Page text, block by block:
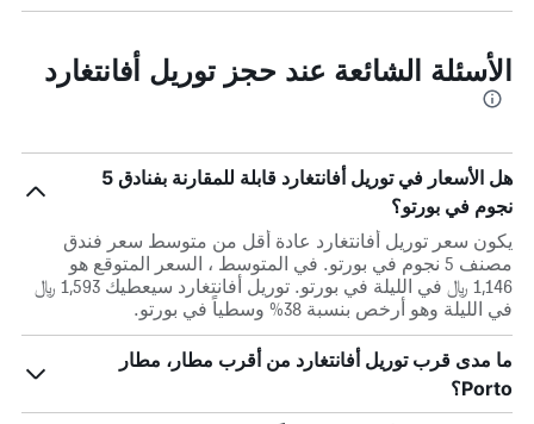
الأسئلة الشائعة عند حجز توريل أفانتغارد
هل الأسعار في توريل أفانتغارد قابلة للمقارنة بفنادق 5
نجوم في بورتو؟
يكون سعر توريل أفانتغارد عادة أقل من متوسط ​​سعر فندق
مصنف 5 نجوم في بورتو. في المتوسط ، السعر المتوقع هو
1,146 ﷼ في الليلة في بورتو. توريل أفانتغارد سيعطيك 1,593 ﷼
في الليلة وهو أرخص بنسبة 38% وسطياً في بورتو.
ما مدى قرب توريل أفانتغارد من أقرب مطار، مطار
Porto؟